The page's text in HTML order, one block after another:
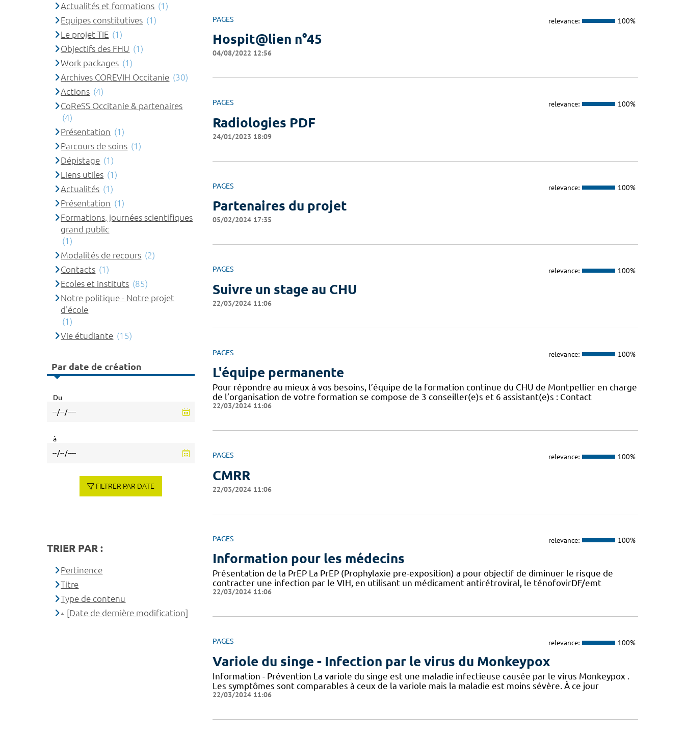
PAGES relevance: 100%
Hospit@lien n°45
04/08/2022 12:56
PAGES relevance: 100%
Radiologies PDF
24/01/2023 18:09
PAGES relevance: 100%
Partenaires du projet
05/02/2024 17:35
PAGES relevance: 100%
Suivre un stage au CHU
22/03/2024 11:06
PAGES relevance: 100%
L'équipe permanente
Pour répondre au mieux à vos besoins, l’équipe de la formation continue du CHU de Montpellier en charge
de l’organisation de votre formation se compose de 3 conseiller(e)s et 6 assistant(e)s : Contact
22/03/2024 11:06
PAGES relevance: 100%
CMRR
22/03/2024 11:06
PAGES relevance: 100%
Information pour les médecins
Présentation de la PrEP La PrEP (Prophylaxie pre-exposition) a pour objectif de diminuer le risque de
contracter une infection par le VIH, en utilisant un médicament antirétroviral, le ténofovirDF/emt
22/03/2024 11:06
PAGES relevance: 100%
Variole du singe - Infection par le virus du Monkeypox
Information - Prévention La variole du singe est une maladie infectieuse causée par le virus Monkeypox .
Les symptômes sont comparables à ceux de la variole mais la maladie est moins sévère. À ce jour
22/03/2024 11:06
Actualités et formations (1)
Equipes constitutives (1)
Le projet TIE (1)
Objectifs des FHU (1)
Work packages (1)
Archives COREVIH Occitanie (30)
Actions (4)
CoReSS Occitanie & partenaires
(4)
Présentation (1)
Parcours de soins (1)
Dépistage (1)
Liens utiles (1)
Actualités (1)
Présentation (1)
Formations, journées scientifiques
grand public
(1)
Modalités de recours (2)
Contacts (1)
Ecoles et instituts (85)
Notre politique - Notre projet
d'école
(1)
Vie étudiante (15)
Par date de création
Du
à
FILTRER PAR DATE
TRIER PAR :
Pertinence
Titre
Type de contenu
[Date de dernière modification]